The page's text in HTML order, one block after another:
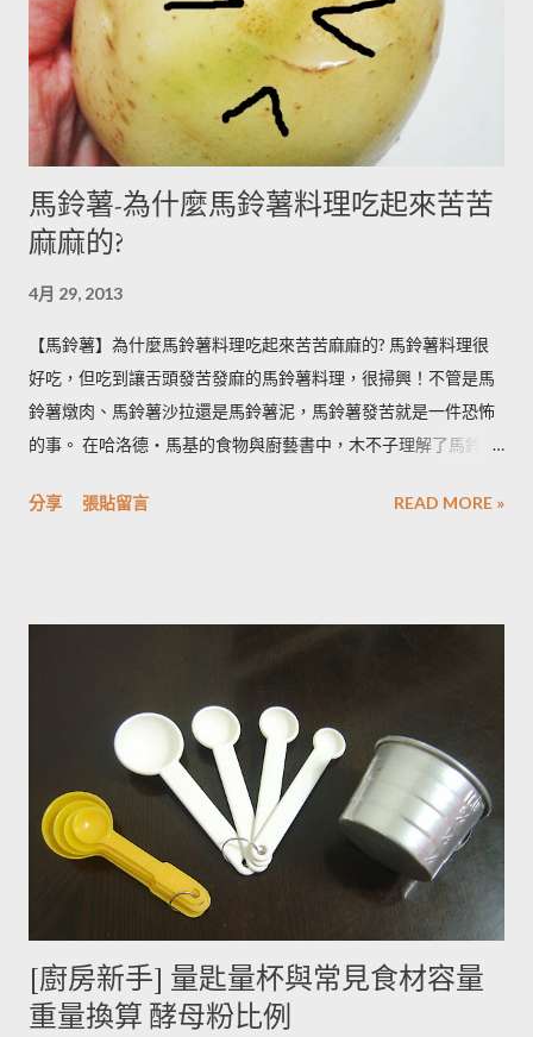
馬鈴薯-為什麼馬鈴薯料理吃起來苦苦
麻麻的?
4月 29, 2013
【馬鈴薯】為什麼馬鈴薯料理吃起來苦苦麻麻的? 馬鈴薯料理很
好吃，但吃到讓舌頭發苦發麻的馬鈴薯料理，很掃興！不管是馬
鈴薯燉肉、馬鈴薯沙拉還是馬鈴薯泥，馬鈴薯發苦就是一件恐怖
的事。 在哈洛德‧馬基的食物與廚藝書中，木不子理解了馬鈴薯
房知識！ ◆ 馬鈴薯有苦味正常嗎？ 正常。馬鈴薯以含有大量茄
曝曬容易讓生物鹼含量增加，苦味也會變得明顯。由於光線同時
含量超標的跡象。 此外在壓力環境下生長與光線曝曬環境，都可
能引起生物鹼含量倍增，甚至到正常量(每100公克馬鈴薯含2~15
毫克生物鹼)的三倍。 (書中提到的壓力環境下生長，木不子不是
很了解壓力環境的定義，歡迎有種植經驗的朋友分享。) ◆ 馬鈴
薯應該如何正確儲藏？ 1. 放在陰暗角落避免受光線照射持續增加
生物鹼。 2. 別放進冰箱冷藏，低溫冷藏儲存過的馬鈴薯，切開後
烹煮變黑的情形較常溫儲存的馬鈴薯嚴重。 2014/12/12修正，
木不子誤解《食物與廚藝 蔬果、香料、穀物》 P82~85的文字
意義，請大家掠過這段說法。自己的經驗是冰過的馬鈴薯煮完比
較容易發黑，但是目前還找不到相關的原因。歡迎大家提供。 3.
分享 張貼留言 READ MORE »
[廚房新手] 量匙量杯與常見食材容量
重量換算 酵母粉比例